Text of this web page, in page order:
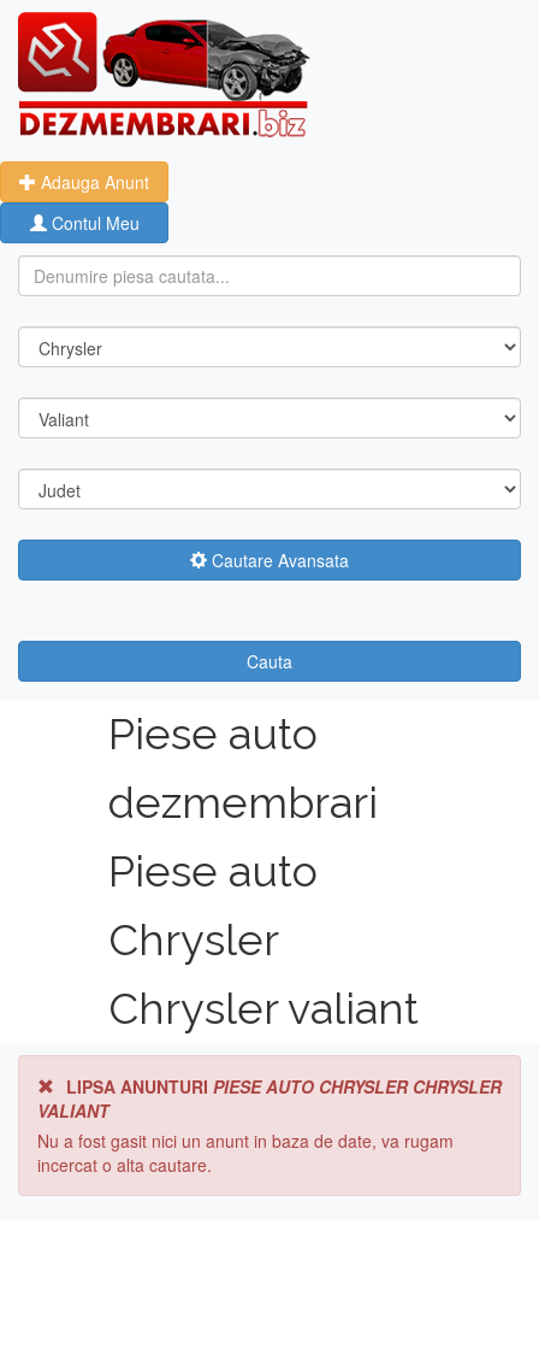
Adauga Anunt
Contul Meu
Cautare Avansata
Cauta
Piese auto
dezmembrari
Piese auto
Chrysler
Chrysler valiant
LIPSA ANUNTURI PIESE AUTO CHRYSLER CHRYSLER
VALIANT
Nu a fost gasit nici un anunt in baza de date, va rugam
incercat o alta cautare.